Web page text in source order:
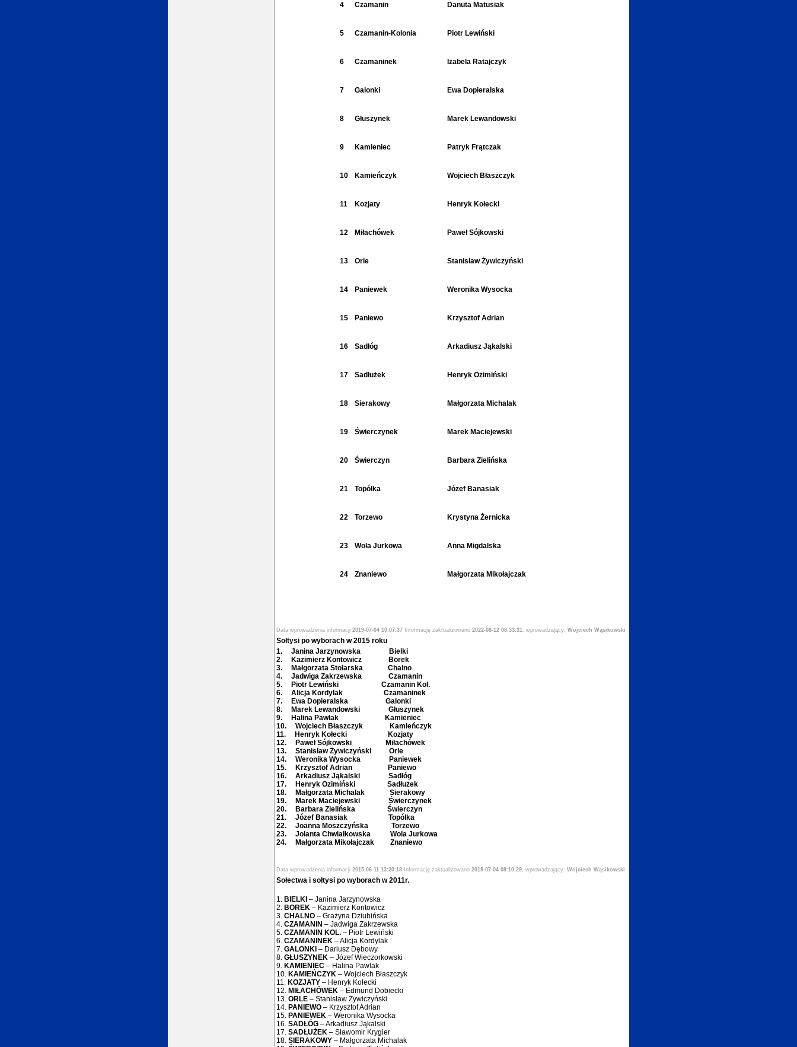
4 Czamanin Danuta Matusiak
5 Czamanin-Kolonia Piotr Lewiński
6 Czamaninek Izabela Ratajczyk
7 Galonki Ewa Dopieralska
8 Głuszynek Marek Lewandowski
9 Kamieniec Patryk Frątczak
10 Kamieńczyk Wojciech Błaszczyk
11 Kozjaty Henryk Kołecki
12 Miłachówek Paweł Sójkowski
13 Orle Stanisław Żywiczyński
14 Paniewek Weronika Wysocka
15 Paniewo Krzysztof Adrian
16 Sadłóg Arkadiusz Jąkalski
17 Sadłużek Henryk Ozimiński
18 Sierakowy Małgorzata Michalak
19 Świerczynek Marek Maciejewski
20 Świerczyn Barbara Zielińska
21 Topólka Józef Banasiak
22 Torzewo Krystyna Żernicka
23 Wola Jurkowa Anna Migdalska
24 Znaniewo Małgorzata Mikołajczak
Data wprowadzenia informacji 2019-07-04 10:07:37 Informację zaktualizowano 2022-08-12 08:33:31, wprowadzający: Wojciech Wąsikowski
Sołtysi po wyborach w 2015 roku
1. Janina Jarzynowska Bielki
2. Kazimierz Kontowicz Borek
3. Małgorzata Stolarska Chalno
4. Jadwiga Zakrzewska Czamanin
5. Piotr Lewiński Czamanin Kol.
6. Alicja Kordylak Czamaninek
7. Ewa Dopieralska Galonki
8. Marek Lewandowski Głuszynek
9. Halina Pawlak Kamieniec
10. Wojciech Błaszczyk Kamieńczyk
11. Henryk Kołecki Kozjaty
12. Paweł Sójkowski Miłachówek
13. Stanisław Żywiczyński Orle
14. Weronika Wysocka Paniewek
15. Krzysztof Adrian Paniewo
16. Arkadiusz Jąkalski Sadłóg
17. Henryk Ozimiński Sadłużek
18. Małgorzata Michalak Sierakowy
19. Marek Maciejewski Świerczynek
20. Barbara Zielińska Świerczyn
21. Józef Banasiak Topólka
22. Joanna Moszczyńska Torzewo
23. Jolanta Chwiałkowska Wola Jurkowa
24. Małgorzata Mikołajczak Znaniewo
Data wprowadzenia informacji 2015-06-11 13:20:18 Informację zaktualizowano 2019-07-04 08:10:29, wprowadzający: Wojciech Wąsikowski
Sołectwa i sołtysi po wyborach w 2011r.
1. BIELKI – Janina Jarzynowska
2. BOREK – Kazimierz Kontowicz
3. CHALNO – Grażyna Dziubińska
4. CZAMANIN – Jadwiga Zakrzewska
5. CZAMANIN KOL. – Piotr Lewiński
6. CZAMANINEK – Alicja Kordylak
7. GALONKI – Dariusz Dębowy
8. GŁUSZYNEK – Józef Wieczorkowski
9. KAMIENIEC – Halina Pawlak
10. KAMIEŃCZYK – Wojciech Błaszczyk
11. KOZJATY – Henryk Kołecki
12. MIŁACHÓWEK – Edmund Dobiecki
13. ORLE – Stanisław Żywiczyński
14. PANIEWO – Krzysztof Adrian
15. PANIEWEK – Weronika Wysocka
16. SADŁÓG – Arkadiusz Jąkalski
17. SADŁUŻEK – Sławomir Krygier
18. SIERAKOWY – Małgorzata Michalak